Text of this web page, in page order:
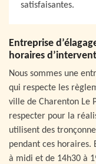
satisfaisantes.
Entreprise
horaires
Nous sommes une
qui respecte les
ville de Charenton Le
respecter pour la
utilisent des
pendant ces horaires.
à midi et de 14h30 à